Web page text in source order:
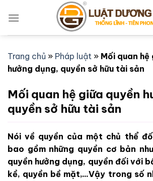
qua
Trang chủ » Pháp luật » Mối quan hệ
hưởng dụng, quyền sở hữu tài sản
Mối quan hệ giữa quyền
quyền sở hữu tài sản
Nói về quyền của một chủ thể
bao gồm những quyền cơ bản
quyền hưởng dụng, quyền đối với
kề, quyền bề mặt,...Vậy trong số